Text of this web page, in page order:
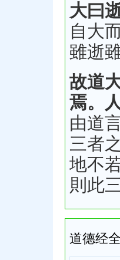
大曰
自大
雖逝
故道
焉。
由道
三者
地不
則此
道德经